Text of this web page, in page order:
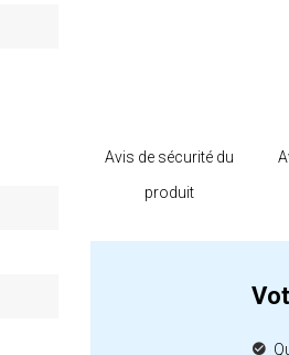
Avis de sécurité du
produit